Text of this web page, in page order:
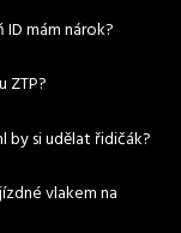
mám nárok?
ZTP?
by si udělat řidičák?
vlakem na